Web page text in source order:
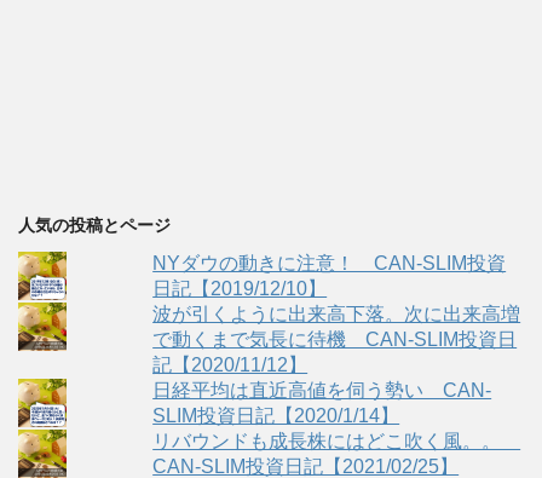
人気の投稿とページ
NYダウの動きに注意！ CAN-SLIM投資
日記【2019/12/10】
波が引くように出来高下落。次に出来高増
で動くまで気長に待機 CAN-SLIM投資日
記【2020/11/12】
日経平均は直近高値を伺う勢い CAN-
SLIM投資日記【2020/1/14】
リバウンドも成長株にはどこ吹く風。。
CAN-SLIM投資日記【2021/02/25】